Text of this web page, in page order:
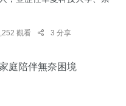
觀看 3 分享